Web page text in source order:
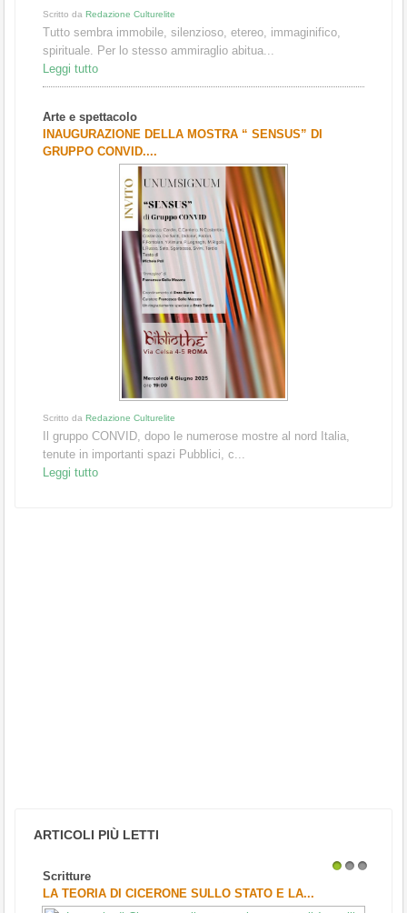
Scritto da Redazione Culturelite
Tutto sembra immobile, silenzioso, etereo, immaginifico,
spirituale. Per lo stesso ammiraglio abitua...
Leggi tutto
Arte e spettacolo
INAUGURAZIONE DELLA MOSTRA “ SENSUS” DI
GRUPPO CONVID....
Scritto da Redazione Culturelite
Il gruppo CONVID, dopo le numerose mostre al nord Italia,
tenute in importanti spazi Pubblici, c...
Leggi tutto
ARTICOLI PIÙ LETTI
Scritture
LA TEORIA DI CICERONE SULLO STATO E LA...